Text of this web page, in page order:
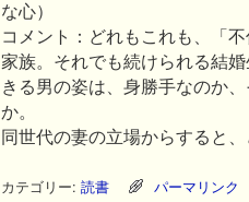
な心）
コメント：どれもこれも、「
家族。それでも続けられる結
きる男の姿は、身勝手なのか
か。
同世代の妻の立場からすると
カテゴリー: 読書 パーマリンク